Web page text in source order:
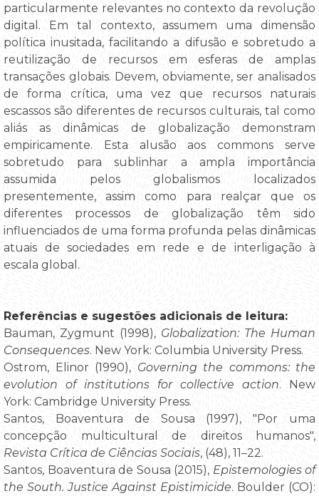
particularmente relevantes no contexto da revolução
digital. Em tal contexto, assumem uma dimensão
política inusitada, facilitando a difusão e sobretudo a
reutilização de recursos em esferas de amplas
transações globais. Devem, obviamente, ser analisados
de forma crítica, uma vez que recursos naturais
escassos são diferentes de recursos culturais, tal como
aliás as dinâmicas de globalização demonstram
empiricamente. Esta alusão aos commons serve
sobretudo para sublinhar a ampla importância
assumida pelos globalismos localizados
presentemente, assim como para realçar que os
diferentes processos de globalização têm sido
influenciados de uma forma profunda pelas dinâmicas
atuais de sociedades em rede e de interligação à
escala global.
Referências e sugestões adicionais de leitura:
Bauman, Zygmunt (1998), Globalization: The Human
Consequences. New York: Columbia University Press.
Ostrom, Elinor (1990), Governing the commons: the
evolution of institutions for collective action. New
York: Cambridge University Press.
Santos, Boaventura de Sousa (1997), "Por uma
concepção multicultural de direitos humanos",
Revista Crítica de Ciências Sociais, (48), 11–22.
Santos, Boaventura de Sousa (2015), Epistemologies of
the South. Justice Against Epistimicide. Boulder (CO):